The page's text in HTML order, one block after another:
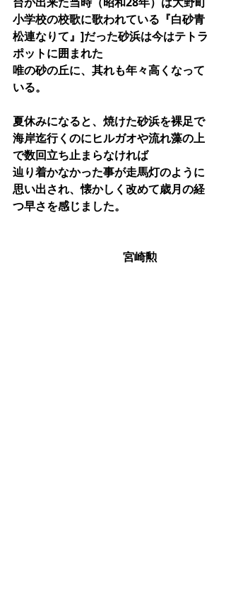
小学校の校歌に歌われている『白砂青
松連なりて』]だった砂浜は今はテトラ
ポットに囲まれた
唯の砂の丘に、其れも年々高くなって
いる。
夏休みになると、焼けた砂浜を裸足で
海岸迄行くのにヒルガオや流れ藻の上
で数回立ち止まらなければ
辿り着かなかった事が走馬灯のように
思い出され、懐かしく改めて歳月の経
つ早さを感じました。
                                   　宮崎勲